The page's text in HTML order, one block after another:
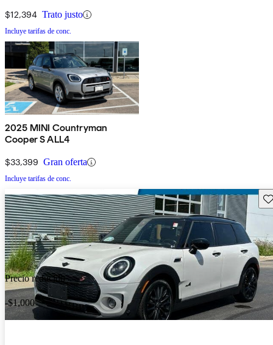
$12,394 Trato justo
Incluye tarifas de conc.
2025 MINI Countryman
Cooper S ALL4
$33,399 Gran oferta
Incluye tarifas de conc.
Precio reducido
-$1,000